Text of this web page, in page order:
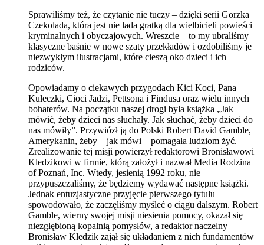
Sprawiliśmy też, że czytanie nie tuczy – dzięki serii Gorzka
Czekolada, która jest nie lada gratką dla wielbicieli powieści
kryminalnych i obyczajowych. Wreszcie – to my ubraliśmy
klasyczne baśnie w nowe szaty przekładów i ozdobiliśmy je
niezwykłym ilustracjami, które cieszą oko dzieci i ich
rodziców.
Opowiadamy o ciekawych przygodach Kici Koci, Pana
Kuleczki, Cioci Jadzi, Pettsona i Findusa oraz wielu innych
bohaterów. Na początku naszej drogi była książka „Jak
mówić, żeby dzieci nas słuchały. Jak słuchać, żeby dzieci do
nas mówiły”. Przywiózł ją do Polski Robert David Gamble,
Amerykanin, żeby – jak mówi – pomagała ludziom żyć.
Zrealizowanie tej misji powierzył redaktorowi Bronisławowi
Kledzikowi w firmie, którą założył i nazwał Media Rodzina
of Poznań, Inc. Wtedy, jesienią 1992 roku, nie
przypuszczaliśmy, że będziemy wydawać następne książki.
Jednak entuzjastyczne przyjęcie pierwszego tytułu
spowodowało, że zaczęliśmy myśleć o ciągu dalszym. Robert
Gamble, wierny swojej misji niesienia pomocy, okazał się
niezgłębioną kopalnią pomysłów, a redaktor naczelny
Bronisław Kledzik zajął się układaniem z nich fundamentów